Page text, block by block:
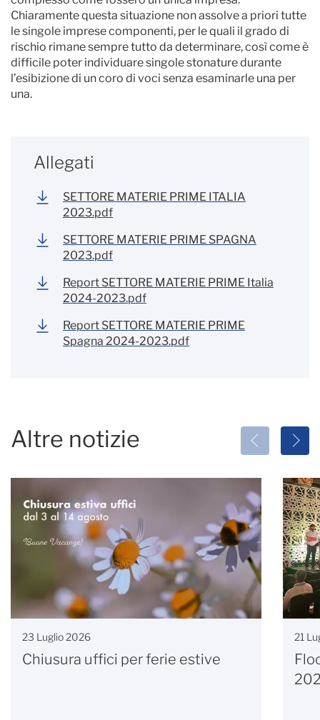
Chiaramente questa situazione non assolve a priori tutte
le singole imprese componenti, per le quali il grado di
rischio rimane sempre tutto da determinare, così come è
difficile poter individuare singole stonature durante
l’esibizione di un coro di voci senza esaminarle una per
una.
Allegati
SETTORE MATERIE PRIME ITALIA
2023.pdf
SETTORE MATERIE PRIME SPAGNA
2023.pdf
Report SETTORE MATERIE PRIME Italia
2024-2023.pdf
Report SETTORE MATERIE PRIME
Spagna 2024-2023.pdf
Altre notizie
23 Luglio 2026
Chiusura uffici per ferie estive
21